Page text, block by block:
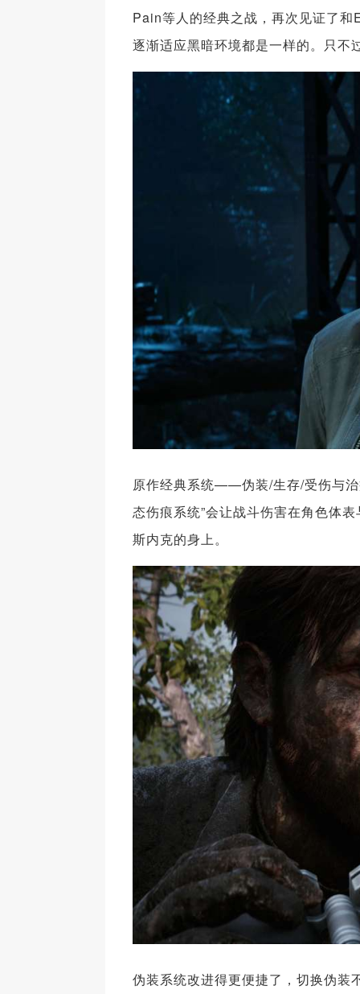
Pain等人的经典之战，再次见证了
逐渐适应黑暗环境都是一样的。只不
原作经典系统——伪装/生存/受伤与治
态伤痕系统”会让战斗伤害在角色体
斯内克的身上。
伪装系统改进得更便捷了，切换伪装